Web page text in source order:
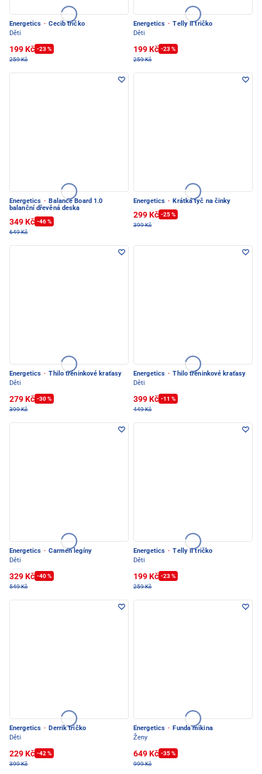
Energetics · Cecib tričko
Děti
199 Kč -23 %
259 Kč
Energetics · Telly II tričko
Děti
199 Kč -23 %
259 Kč
Energetics · Balance Board 1.0
balanční dřevěná deska
349 Kč -46 %
649 Kč
Energetics · Krátká tyč na činky
299 Kč -25 %
399 Kč
Energetics · Thilo tréninkové kraťasy
Děti
279 Kč -30 %
399 Kč
Energetics · Thilo tréninkové kraťasy
Děti
399 Kč -11 %
449 Kč
Energetics · Carmen legíny
Děti
329 Kč -40 %
549 Kč
Energetics · Telly II tričko
Děti
199 Kč -23 %
259 Kč
Energetics · Derrik tričko
Děti
229 Kč -42 %
399 Kč
Energetics · Funda mikina
Ženy
649 Kč -35 %
999 Kč